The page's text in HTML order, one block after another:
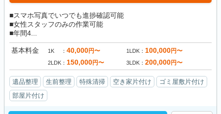
■スマホ写真でいつでも進捗確認可能
■女性スタッフのみの作業可能
■年間4...
基本料金 1K 40,000円〜 1LDK 100,000円〜
2LDK 150,000円〜 3LDK 200,000円〜
遺品整理 生前整理 特殊清掃 空き家片付け
ゴミ屋敷片付け
部屋片付け